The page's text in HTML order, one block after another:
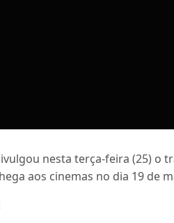
nesta terça-feira (25) o
aos cinemas no dia 19 de